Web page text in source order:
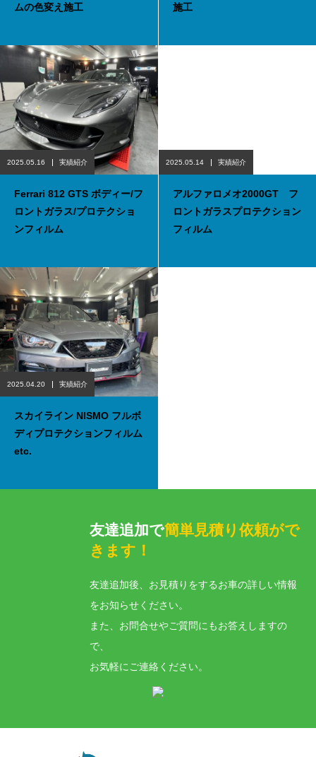
ムの色変え施工
施工
2025.05.16 実績紹介
Ferrari 812 GTS ボディー/フ
ロントガラス/プロテクショ
ンフィルム
2025.05.14 実績紹介
アルファロメオ2000GT フ
ロントガラスプロテクション
フィルム
2025.04.20 実績紹介
スカイライン NISMO フルボ
ディプロテクションフィルム
etc.
友達追加で簡単見積り依頼がで
きます！
友達追加後、お見積りをするお車の詳しい情報
をお知らせください。
また、お問合せやご質問にもお答えしますの
で、
お気軽にご連絡ください。